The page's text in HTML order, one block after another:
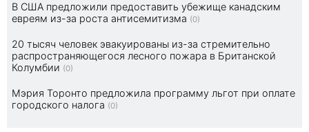
В США предложили предоставить убежище канадским
евреям из-за роста антисемитизма (0)
20 тысяч человек эвакуированы из-за стремительно
распространяющегося лесного пожара в Британской
Колумбии (0)
Мэрия Торонто предложила программу льгот при оплате
городского налога (0)